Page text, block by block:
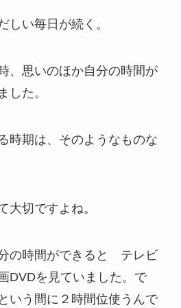
い毎日が続く。
、思いのほか自分の時間が
した。
時期は、そのようなものな
大切ですよね。
の時間ができると テレビ
DVDを見ていました。で
いう間に２時間位使うんで